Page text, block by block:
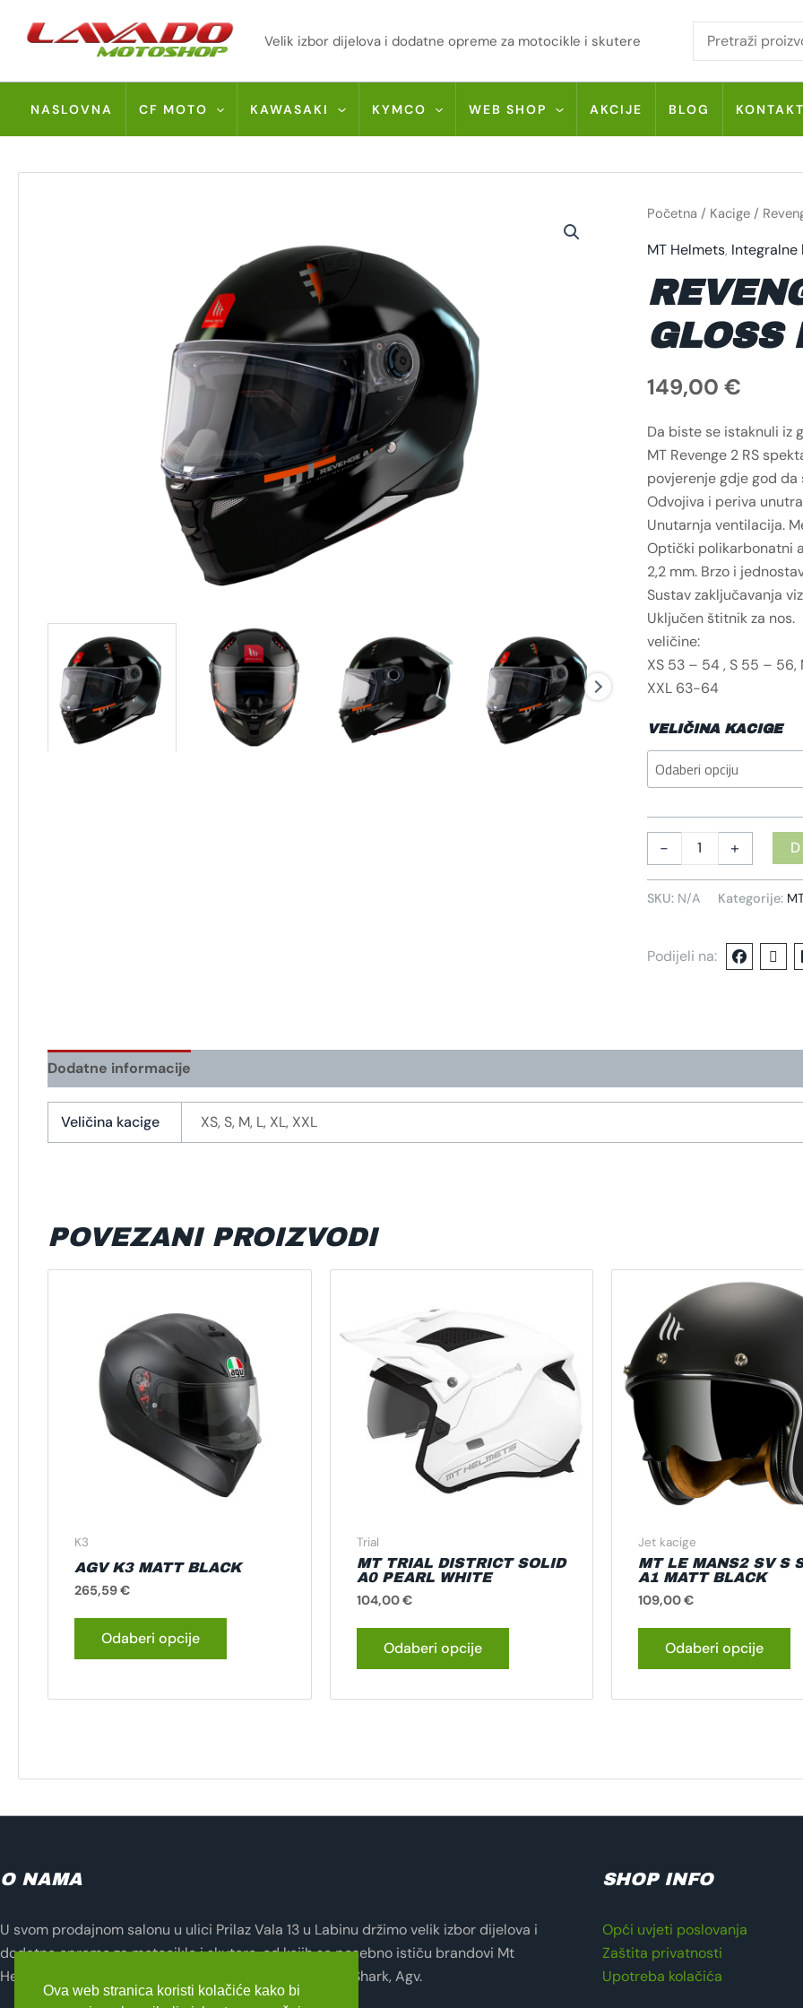
Velik izbor dijelova i dodatne opreme za motocikle i skutere
NASLOVNA CF MOTO KAWASAKI KYMCO WEB SHOP AKCIJE BLOG KONTAKT
Početna / Kacige/
MT Helmets, Integralne
GLOSS
149,00 €
Da biste se istaknuli iz
MT Revenge 2 RS
povjerenje gdje god da
Odvojiva i periva
Unutarnja ventilacija.
Optički polikarbonatni
2,2 mm. Brzo i
Sustav zaključavanja
Uključen štitnik za nos.
veličine:
XS 53 – 54 , S 55 –
XXL 63-64
VELIČINA KACIGE
-
REVENGE
2
SOLID
BLACK
KOLIČINA
+
SKU: N/A Kategorije:
Podijeli na:
Dodatne informacije
Veličina kacige XS, S, M, L, XL, XXL
POVEZANI PROIZVODI
K3
AGV K3 MATT BLACK
265,59€
Odaberi opcije
ima
više
varijanti.
Opcije
se
mogu
odabrati
na
Trial
MT TRIAL DISTRICT SOLID
A0 PEARL WHITE
104,00€
Odaberi opcije
varijanti.
Opcije
se
mogu
odabrati
Jet kacige
MT LE MANS2 SV S
A1 MATT BLACK
109,00€
Odaberi opcije
se
na
O NAMA
U svom prodajnom salonu u ulici Prilaz Vala 13 u Labinu držimo velik izbor dijelova i
dodatne opreme za motocikle i skutere, od kojih se posebno ističu brandovi Mt
Helmets, Lampa, Evotech, Seventy Degrees, Zandona, Shark, Agv.
SHOP INFO
Opći uvjeti poslovanja
Zaštita privatnosti
Upotreba kolačića
Ova web stranica koristi kolačiće kako bi